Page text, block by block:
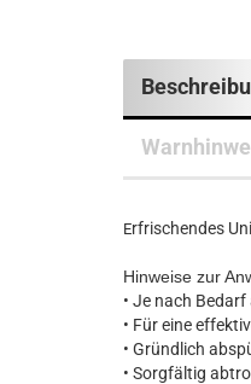
Erfrischendes
Hinweise zur
• Je nach
• Für eine
• Gründlich
• Sorgfältig